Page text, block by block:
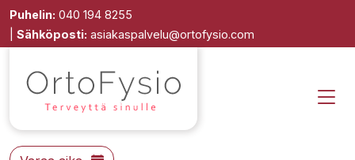
Puhelin: 040 194 8255
Sähköposti: asiakaspalvelu@ortofysio.com